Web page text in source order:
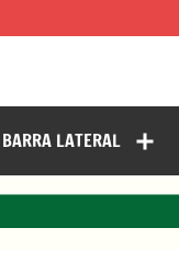
————— 02324-
BARRA LATERAL